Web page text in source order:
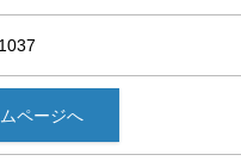
ページへ